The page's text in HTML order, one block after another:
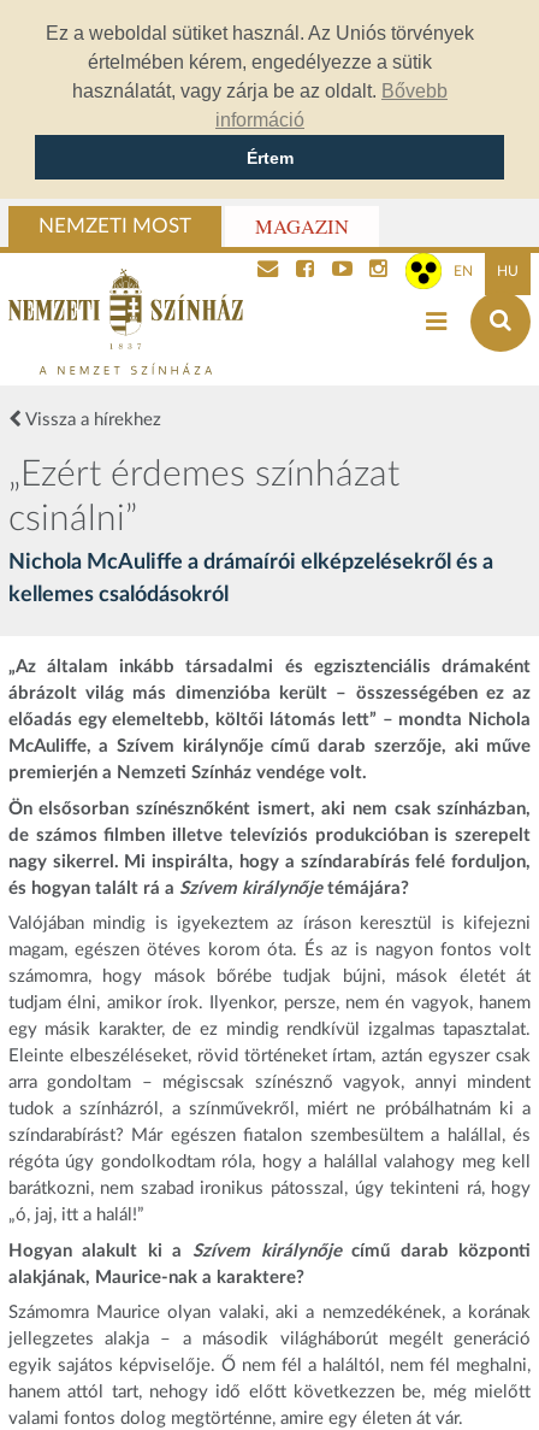
Ez a weboldal sütiket használ. Az Uniós törvények
értelmében kérem, engedélyezze a sütik
használatát, vagy zárja be az oldalt. Bővebb
információ
Értem
NEMZETI MOST MAGAZIN
EN HU
Vissza a hírekhez
„Ezért érdemes színházat
csinálni”
Nichola McAuliffe a drámaírói elképzelésekről és a
kellemes csalódásokról
„Az általam inkább társadalmi és egzisztenciális drámaként
ábrázolt világ más dimenzióba került – összességében ez az
előadás egy elemeltebb, költői látomás lett” – mondta Nichola
McAuliffe, a Szívem királynője című darab szerzője, aki műve
premierjén a Nemzeti Színház vendége volt.
Ön elsősorban színésznőként ismert, aki nem csak színházban,
de számos filmben illetve televíziós produkcióban is szerepelt
nagy sikerrel. Mi inspirálta, hogy a színdarabírás felé forduljon,
és hogyan talált rá a Szívem királynőjetémájára?
Valójában mindig is igyekeztem az íráson keresztül is kifejezni
magam, egészen ötéves korom óta. És az is nagyon fontos volt
számomra, hogy mások bőrébe tudjak bújni, mások életét át
tudjam élni, amikor írok. Ilyenkor, persze, nem én vagyok, hanem
egy másik karakter, de ez mindig rendkívül izgalmas tapasztalat.
Eleinte elbeszéléseket, rövid történeket írtam, aztán egyszer csak
arra gondoltam – mégiscsak színésznő vagyok, annyi mindent
tudok a színházról, a színművekről, miért ne próbálhatnám ki a
színdarabírást? Már egészen fiatalon szembesültem a halállal, és
régóta úgy gondolkodtam róla, hogy a halállal valahogy meg kell
barátkozni, nem szabad ironikus pátosszal, úgy tekinteni rá, hogy
„ó, jaj, itt a halál!”
Hogyan alakult ki a Szívem királynőjecímű darab központi
alakjának, Maurice-nak a karaktere?
Számomra Maurice olyan valaki, aki a nemzedékének, a korának
jellegzetes alakja – a második világháborút megélt generáció
egyik sajátos képviselője. Ő nem fél a haláltól, nem fél meghalni,
hanem attól tart, nehogy idő előtt következzen be, még mielőtt
valami fontos dolog megtörténne, amire egy életen át vár.